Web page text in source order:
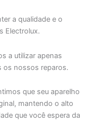
a qualidade e o
Electrolux.
a utilizar apenas
os nossos reparos.
que seu aparelho
mantendo o alto
que você espera da